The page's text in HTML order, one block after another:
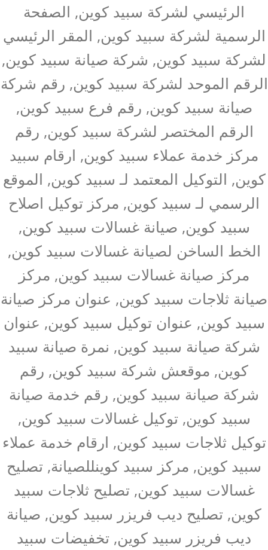
الرئيسي لشركة سبيد كوين, الصفحة
الرسمية لشركة سبيد كوين, المقر الرئيسي
لشركة سبيد كوين, شركة صيانة سبيد كوين,
الرقم الموحد لشركة سبيد كوين, رقم شركة
صيانة سبيد كوين, رقم فرع سبيد كوين,
الرقم المختصر لشركة سبيد كوين, رقم
مركز خدمة عملاء سبيد كوين, ارقام سبيد
كوين, التوكيل المعتمد لـ سبيد كوين, الموقع
الرسمي لـ سبيد كوين, مركز توكيل اصلاح
سبيد كوين, صيانة غسالات سبيد كوين,
الخط الساخن لصيانة غسالات سبيد كوين,
مركز صيانة غسالات سبيد كوين, مركز
صيانة ثلاجات سبيد كوين, عنوان مركز صيانة
سبيد كوين, عنوان توكيل سبيد كوين, عنوان
شركة صيانة سبيد كوين, نمرة صيانة سبيد
كوين, موقعش شركة سبيد كوين, رقم
شركة صيانة سبيد كوين, رقم خدمة صيانة
سبيد كوين, توكيل غسالات سبيد كوين,
توكيل ثلاجات سبيد كوين, ارقام خدمة عملاء
سبيد كوين, مركز سبيد كوينللصيانة, تصليح
غسالات سبيد كوين, تصليح ثلاجات سبيد
كوين, تصليح ديب فريزر سبيد كوين, صيانة
ديب فريزر سبيد كوين, تخفيضات سبيد